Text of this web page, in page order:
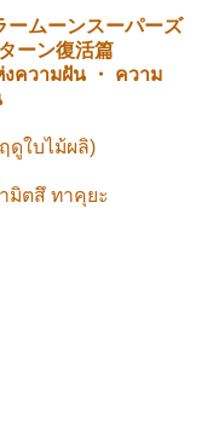
ームーンスーパーズ
ーン復活篇
งความฝัน ・
ความ
ฤดูใบไม้ผลิ)
มิตสึ ทาคุยะ